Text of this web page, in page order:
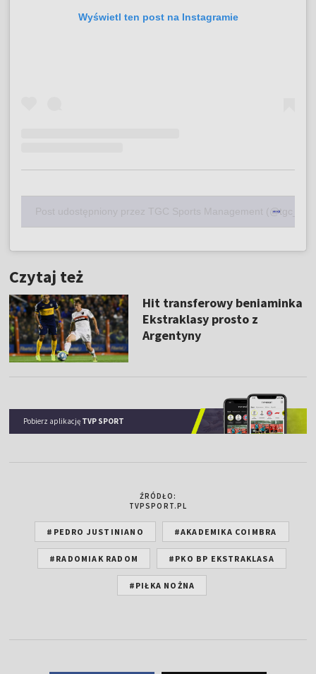
Wyświetl ten post na Instagramie
Post udostępniony przez TGC Sports Management
Czytaj też
Hit transferowy beniaminka
Ekstraklasy prosto z
Argentyny
Pobierz aplikację TVP SPORT
ŹRÓDŁO:
TVPSPORT.PL
#PEDRO JUSTINIANO #AKADEMIKA COIMBRA
#RADOMIAK RADOM #PKO BP EKSTRAKLASA
#PIŁKA NOŻNA